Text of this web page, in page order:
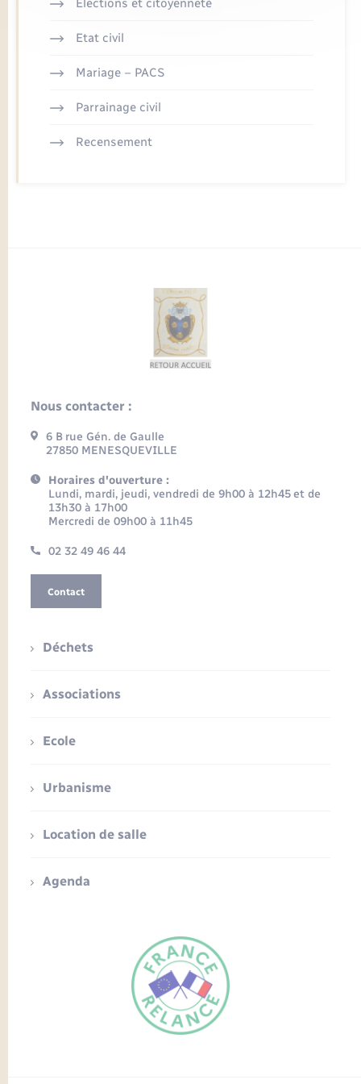
FR
Elections et citoyenneté
Etat civil
Mariage – PACS
Parrainage civil
Recensement
Nous contacter :
6 B rue Gén. de Gaulle
27850 MENESQUEVILLE
Horaires d'ouverture :
Lundi, mardi, jeudi, vendredi de 9h00 à 12h45 et de
13h30 à 17h00
Mercredi de 09h00 à 11h45
02 32 49 46 44
Contact
Déchets
Associations
Ecole
Urbanisme
Location de salle
Agenda